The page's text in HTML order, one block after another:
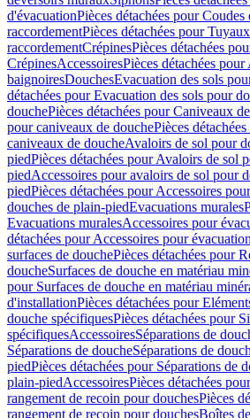
d'évacuationPièces détachées pour Coudes
raccordementPièces détachées pour
raccordementCrépinesPièces détachées
CrépinesAccessoiresPièces détachées pour
baignoiresDouchesEvacuation des sols
détachées pour Evacuation des sols pour
douchePièces détachées pour Caniveaux
pour caniveaux de douchePièces
caniveaux de doucheAvaloirs de sol pour
piedPièces détachées pour Avaloirs de sol
piedAccessoires pour avaloirs de sol pour
piedPièces détachées pour Accessoires
douches de plain-piedEvacuations murales
Evacuations muralesAccessoires pour
détachées pour Accessoires pour
surfaces de douchePièces détachées pour
doucheSurfaces de douche en matériau
pour Surfaces de douche en matériau
d'installationPièces détachées pour
douche spécifiquesPièces détachées pour
spécifiquesAccessoiresSéparations de
Séparations de doucheSéparations de
piedPièces détachées pour Séparations de
plain-piedAccessoiresPièces détachées
rangement de recoin pour douchesPièces
rangement de recoin pour douchesBoîtes